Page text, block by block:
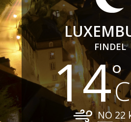
FINDEL
14
NO 22